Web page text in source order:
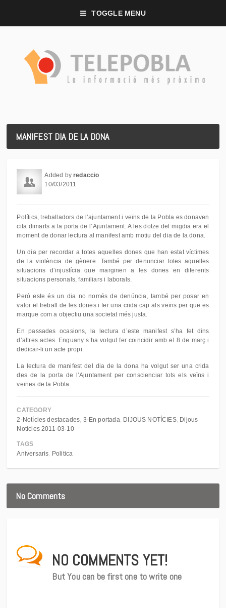
TOGGLE MENU
MANIFEST DIA DE LA DONA
Added byredaccio
10/03/2011
Polítics, treballadors de l’ajuntament i veïns de la Pobla es donaven
cita dimarts a la porta de l’Ajuntament. A les dotze del migdia era el
moment de donar lectura al manifest amb motiu del dia de la dona.
Un dia per recordar a totes aquelles dones que han estat víctimes
de la violència de gènere. També per denunciar totes aquelles
situacions d’injustícia que marginen a les dones en diferents
situacions personals, familiars i laborals.
Però este és un dia no només de denúncia, també per posar en
valor el treball de les dones i fer una crida cap als veïns per que es
marque com a objectiu una societat més justa.
En passades ocasions, la lectura d’este manifest s’ha fet dins
d’altres actes. Enguany s’ha volgut fer coincidir amb el 8 de març i
dedicar-li un acte propi.
La lectura de manifest del dia de la dona ha volgut ser una crida
des de la porta de l’Ajuntament per conscienciar tots els veïns i
veïnes de la Pobla.
CATEGORY
2-Notícies destacades 3-En portada DIJOUS NOTÍCIES Dijous
Notícies 2011-03-10
TAGS
Aniversaris
Politica
No Comments
NO COMMENTS YET!
But You can be first one to write one